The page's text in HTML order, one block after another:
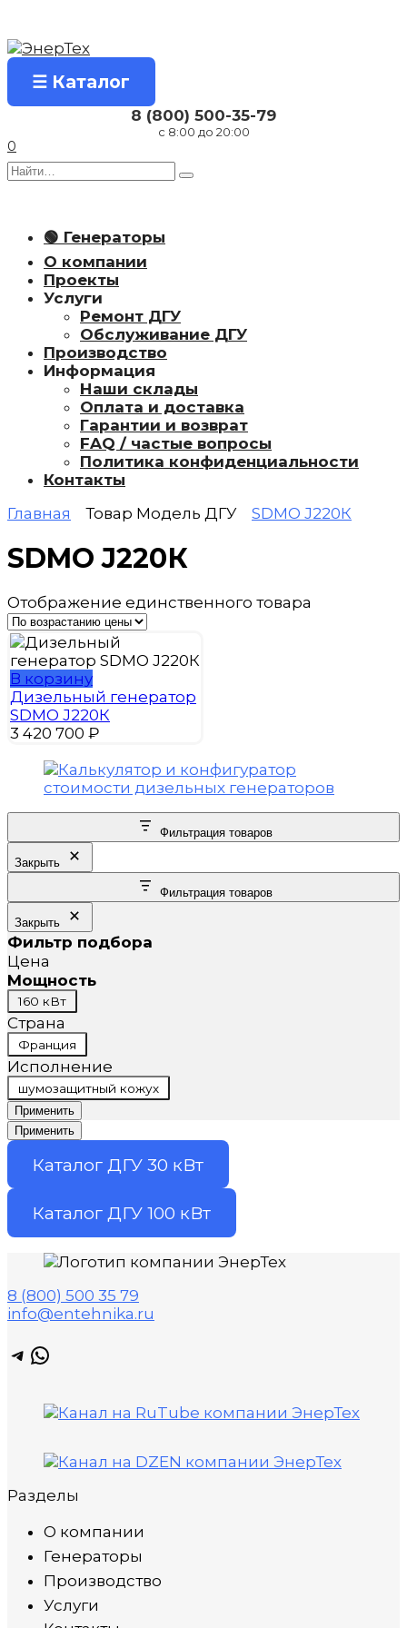
содержанию
☰ Каталог
8 (800) 500-35-79
с 8:00 до 20:00
0
Search
🟢 Генераторы
О компании
Проекты
Услуги
Ремонт ДГУ
Обслуживание ДГУ
Производство
Информация
Наши склады
Оплата и доставка
Гарантии и возврат
FAQ / частые вопросы
Политика конфиденциальности
Контакты
Главная
Товар Модель ДГУ SDMO J220К
SDMO J220К
Отображение единственного товара
В корзину
Дизельный генератор
SDMO J220К
3 420 700 ₽
Фильтрация товаров
Закрыть
Фильтрация товаров
Закрыть
Фильтр подбора
Цена
Мощность
Мощность
160 кВт
Страна
Страна
Франция
Исполнение
Исполнение
шумозащитный кожух
Применить
Применить
Каталог ДГУ 30 кВт
Каталог ДГУ 100 кВт
8 (800) 500 35 79
info@entehnika.ru
Telegram
WhatsApp
Разделы
О компании
Генераторы
Производство
Услуги